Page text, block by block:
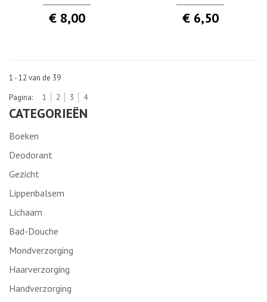
€ 8,00 € 6,50
1 - 12 van de 39
Pagina:
1 2 3 4
CATEGORIEËN
Boeken
Deodorant
Gezicht
Lippenbalsem
Lichaam
Bad-Douche
Mondverzorging
Haarverzorging
Handverzorging